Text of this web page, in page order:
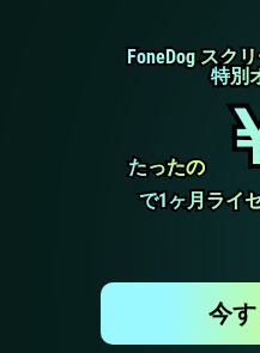
FoneDog スク
FoneDog スク
特別
特別
たったの
たったの
で1ヶ月ライ
で1ヶ月ライ
今